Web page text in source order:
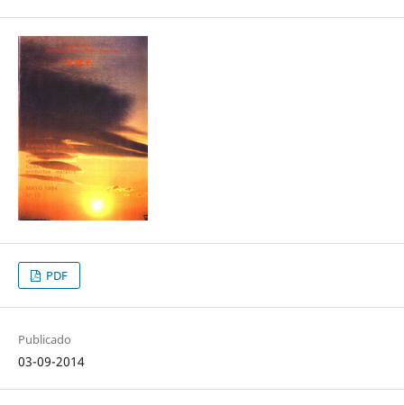
PDF
Publicado
03-09-2014